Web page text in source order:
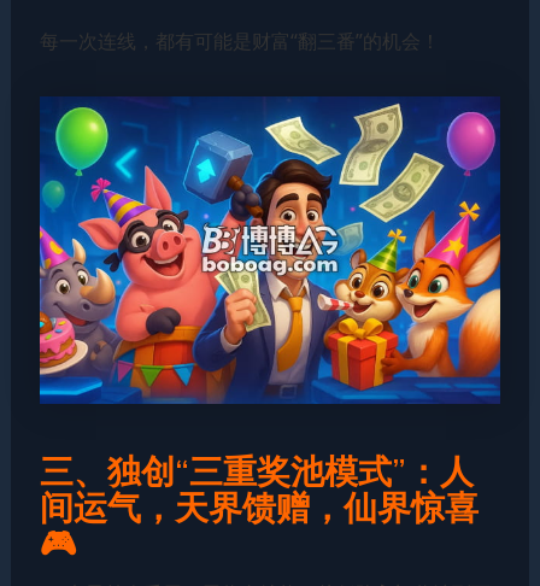
每一次连线，都有可能是财富“翻三番”的机会！
三、独创“三重奖池模式”：人
间运气，天界馈赠，仙界惊喜
🎮